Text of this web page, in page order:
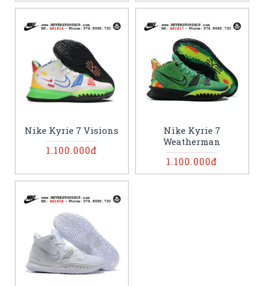
Nike Kyrie 7 Visions
1.100.000đ
Nike Kyrie 7
Weatherman
1.100.000đ